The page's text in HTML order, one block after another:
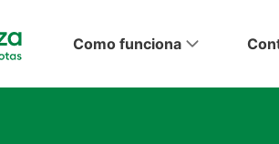
Como funciona